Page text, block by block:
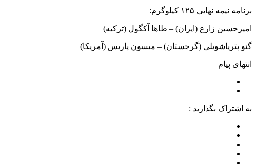
برنامه نیمه نهایی ۱۲۵ کیلوگرم:
امیرحسین زارع (ایران) – طاها آکگول (ترکیه)
گئو پتریاشویلی (گرجستان) – میسون پاریس (آمریکا)
انتهای پیام
به اشتراک بگذارید :